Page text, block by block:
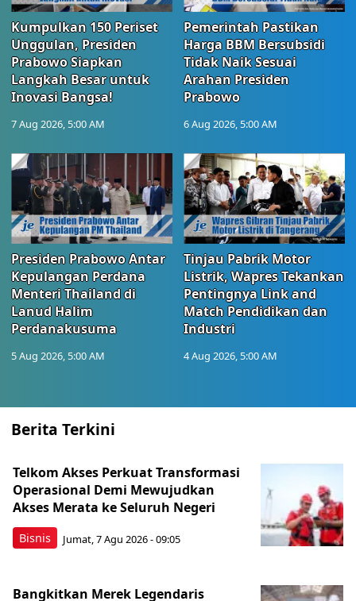
Kumpulkan 150 Periset
Unggulan, Presiden
Prabowo Siapkan
Langkah Besar untuk
Inovasi Bangsa!
7 Aug 2026, 5:00 AM
Pemerintah Pastikan
Harga BBM Bersubsidi
Tidak Naik Sesuai
Arahan Presiden
Prabowo
6 Aug 2026, 5:00 AM
Presiden Prabowo Antar
Kepulangan Perdana
Menteri Thailand di
Lanud Halim
Perdanakusuma
5 Aug 2026, 5:00 AM
Tinjau Pabrik Motor
Listrik, Wapres Tekankan
Pentingnya Link and
Match Pendidikan dan
Industri
4 Aug 2026, 5:00 AM
Berita Terkini
Bisnis
Telkom Akses Perkuat Transformasi
Operasional Demi Mewujudkan
Akses Merata ke Seluruh Negeri
Jumat, 7 Agu 2026 - 09:05
Bangkitkan Merek Legendaris